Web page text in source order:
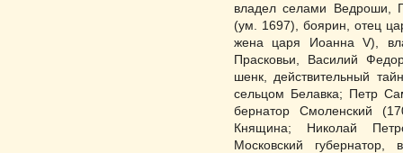
владел селами Ведроши,
(ум. 1697), боярин, отец
жена царя Иоанна V),
Прасковьи, Василий
шенк, действи­тельный
сель­цом Белавка; Петр
бернатор Смоленский
Княщина; Нико­лай
Московский